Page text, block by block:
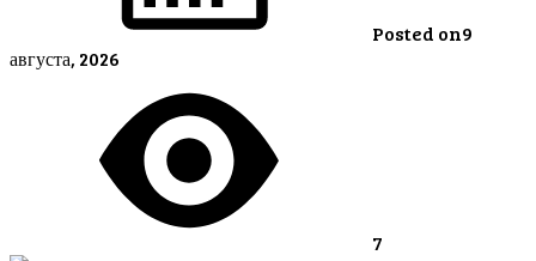
Posted on9
августа, 2026
7